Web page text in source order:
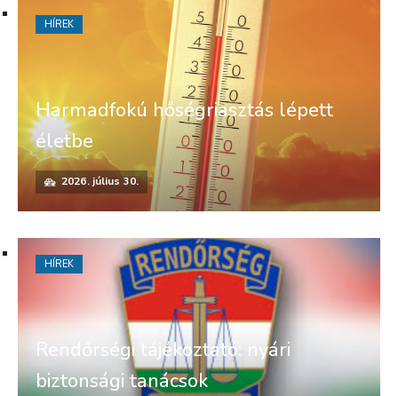
Harmadfokú hőségriasztás lépett
életbe
2026. július 30.
HÍREK
Rendőrségi tájékoztató: nyári
biztonsági tanácsok
HÍREK